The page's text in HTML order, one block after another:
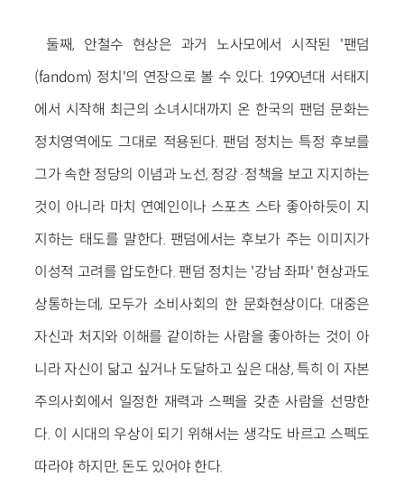
둘째, 안철수 현상은 과거 노사모에서 시작된 '팬덤
(fandom) 정치'의 연장으로 볼 수 있다. 1990년대 서태지
에서 시작해 최근의 소녀시대까지 온 한국의 팬덤 문화는
정치영역에도 그대로 적용된다. 팬덤 정치는 특정 후보를
그가 속한 정당의 이념과 노선, 정강·정책을 보고 지지하는
것이 아니라 마치 연예인이나 스포츠 스타 좋아하듯이 지
지하는 태도를 말한다. 팬덤에서는 후보가 주는 이미지가
이성적 고려를 압도한다. 팬덤 정치는 '강남 좌파' 현상과도
상통하는데, 모두가 소비사회의 한 문화현상이다. 대중은
자신과 처지와 이해를 같이하는 사람을 좋아하는 것이 아
니라 자신이 닮고 싶거나 도달하고 싶은 대상, 특히 이 자본
주의사회에서 일정한 재력과 스펙을 갖춘 사람을 선망한
다. 이 시대의 우상이 되기 위해서는 생각도 바르고 스펙도
따라야 하지만, 돈도 있어야 한다.